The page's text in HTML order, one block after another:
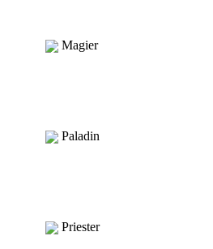
Magier
Paladin
Priester